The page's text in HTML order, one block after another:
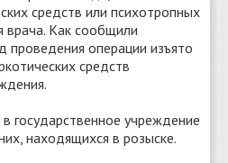
средств или психотропных
врача. Как сообщили
проведения операции изъято
средств
государственное учреждение
находящихся в розыске.